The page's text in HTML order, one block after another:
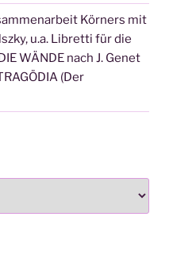
Körners mit
u.a. Libretti für die
WÄNDE nach J. Genet
(Der